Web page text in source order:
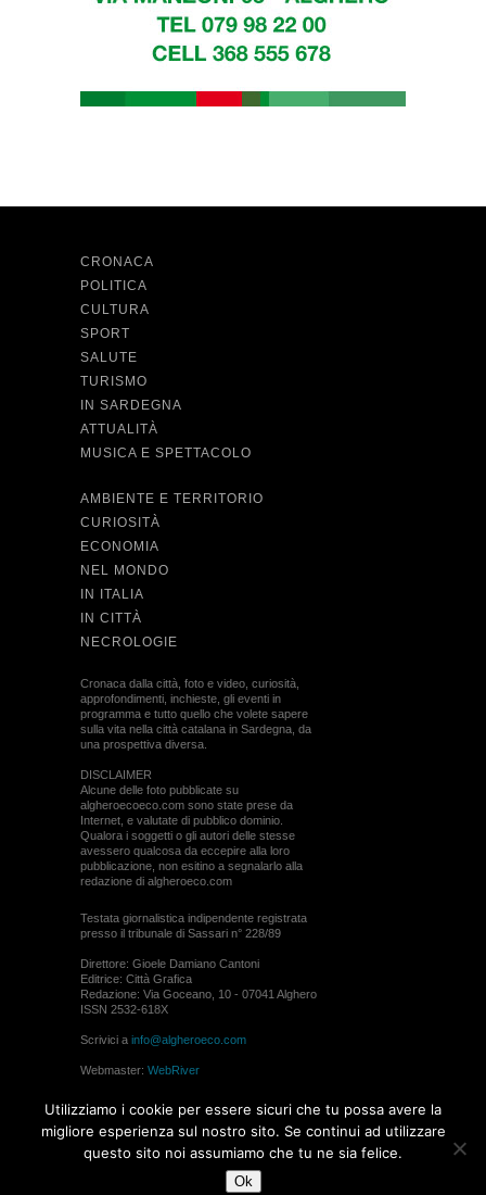
CRONACA
POLITICA
CULTURA
SPORT
SALUTE
TURISMO
IN SARDEGNA
ATTUALITÀ
MUSICA E SPETTACOLO
AMBIENTE E TERRITORIO
CURIOSITÀ
ECONOMIA
NEL MONDO
IN ITALIA
IN CITTÀ
NECROLOGIE
Cronaca dalla città, foto e video, curiosità,
approfondimenti, inchieste, gli eventi in
programma e tutto quello che volete sapere
sulla vita nella città catalana in Sardegna, da
una prospettiva diversa.
DISCLAIMER
Alcune delle foto pubblicate su
algheroecoeco.com sono state prese da
Internet, e valutate di pubblico dominio.
Qualora i soggetti o gli autori delle stesse
avessero qualcosa da eccepire alla loro
pubblicazione, non esitino a segnalarlo alla
redazione di algheroeco.com
Testata giornalistica indipendente registrata
presso il tribunale di Sassari n° 228/89
Direttore: Gioele Damiano Cantoni
Editrice: Città Grafica
Redazione: Via Goceano, 10 - 07041 Alghero
ISSN 2532-618X
Scrivici a info@algheroeco.com
Webmaster: WebRiver
permesso di algheroeco.com
Utilizziamo i cookie per essere sicuri che tu possa avere la
migliore esperienza sul nostro sito. Se continui ad utilizzare
questo sito noi assumiamo che tu ne sia felice.
Ok